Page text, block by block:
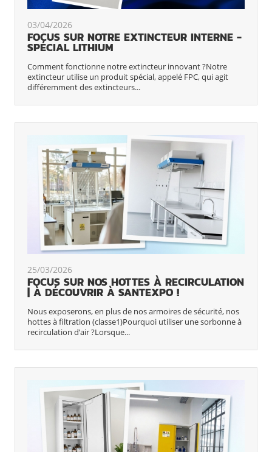
03/04/2026
FOCUS SUR NOTRE EXTINCTEUR INTERNE -
SPÉCIAL LITHIUM
Comment fonctionne notre extincteur innovant ?Notre
extincteur utilise un produit spécial, appelé FPC, qui agit
différemment des extincteurs...
25/03/2026
FOCUS SUR NOS HOTTES À RECIRCULATION
| À DÉCOUVRIR À SANTEXPO !
Nous exposerons, en plus de nos armoires de sécurité, nos
hottes à filtration (classe1)Pourquoi utiliser une sorbonne à
recirculation d’air ?Lorsque...